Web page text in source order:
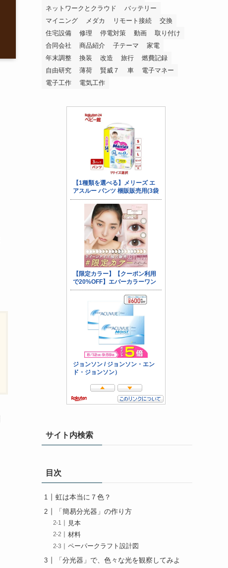
ネットワークとクラウド
バッテリー
マイニング
メダカ リモート接続
交換
住宅設備
修理 停電対策 動画
取り付け
合同会社
商品紹介 子テーマ
家電
年末調整
換装 改造 旅行
燃費記録
自由研究
薄荷 賢威７ 車
電子マネー
電子工作
電気工作
サイト内検索
目次
虹は本当に７色？
「簡易分光器」の作り方
見本
材料
ペーパークラフト設計図
「分光器」で、色々な光を観察してみよ